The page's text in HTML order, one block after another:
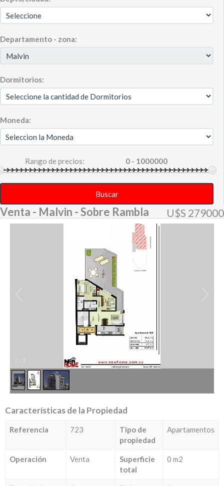
Departamento - zona:
Dormitorios:
Moneda:
Rango de precios:
Buscar
Venta - Malvin - Sobre Rambla U$S 279000
Características de la Propiedad
Referencia 723
Tipo de
propiedad
Apartamentos
Operación Venta
Superficie
total
0 m2